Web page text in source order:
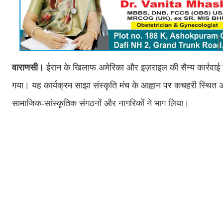
वाराणसी।ईरान के खिलाफ अमेरिका और इज़राइल की सैन्य
गया। यह कार्यक्रम साझा संस्कृति मंच के आह्वान पर कचहरी
सामाजिक-सांस्कृतिक संगठनों और नागरिकों ने भाग लिया।